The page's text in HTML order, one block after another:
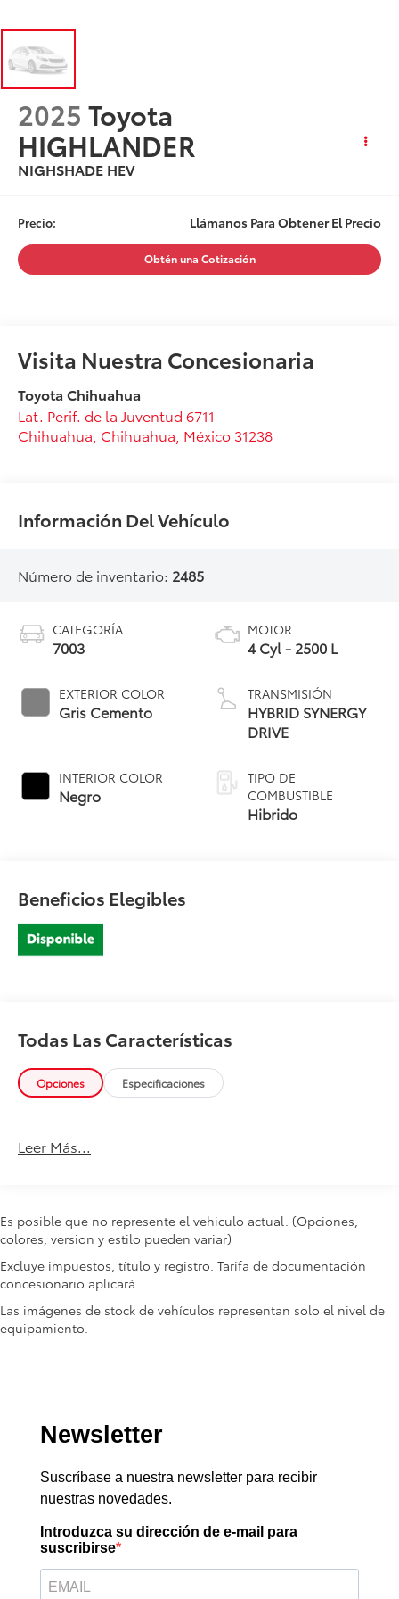
2025 Toyota
HIGHLANDER
NIGHSHADE HEV
Precio: Llámanos Para Obtener El Precio
Obtén una Cotización
Visita Nuestra Concesionaria
Toyota Chihuahua
Lat. Perif. de la Juventud 6711
Chihuahua Chihuahua , México 31238
Información Del Vehículo
Número de inventario: 2485
CATEGORÍA
7003
EXTERIOR COLOR
Gris Cemento
INTERIOR COLOR
Negro
MOTOR
4 Cyl - 2500 L
TRANSMISIÓN
HYBRID SYNERGY
DRIVE
TIPO DE
COMBUSTIBLE
Hibrido
Beneficios Elegibles
Todas Las Características
Opciones Especificaciones
Leer Más...
Es posible que no represente el vehiculo actual. (Opciones,
colores, version y estilo pueden variar)
Excluye impuestos, título y registro. Tarifa de documentación
concesionario aplicará.
Las imágenes de stock de vehículos representan solo el nivel de
equipamiento.